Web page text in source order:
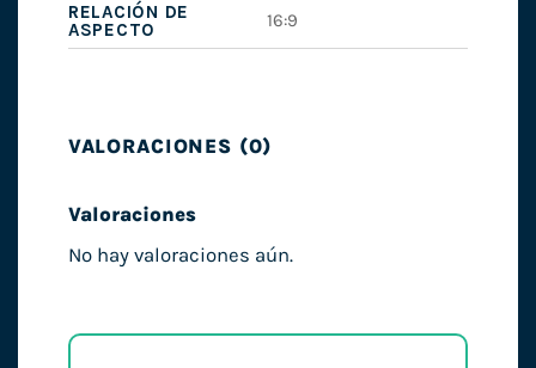
RELACIÓN DE
ASPECTO
16:9
VALORACIONES (0)
Valoraciones
No hay valoraciones aún.